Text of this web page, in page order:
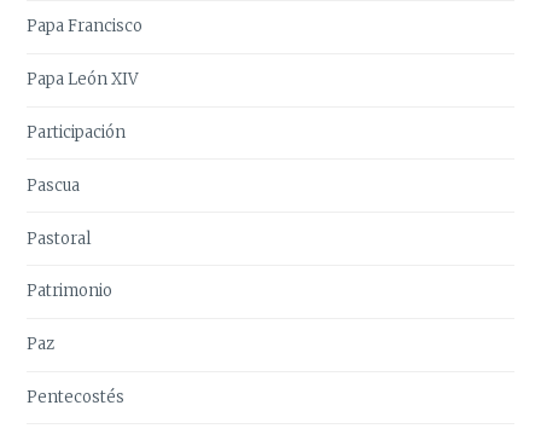
Papa Francisco
Papa León XIV
Participación
Pascua
Pastoral
Patrimonio
Paz
Pentecostés